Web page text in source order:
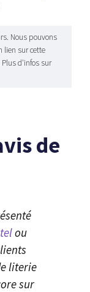
Nous pouvons
lien sur cette
d'infos sur
de
ou
literie
sur